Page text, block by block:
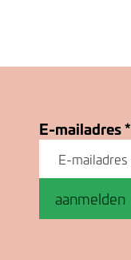
E-mailadres*
aanmelden